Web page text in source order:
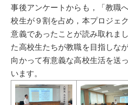
事後アンケートからも，「教職
校生が９割を占め，本プロジェ
意義であったことが読み取れま
た高校生たちが教職を目指しな
向かって有意義な高校生活を送
います。